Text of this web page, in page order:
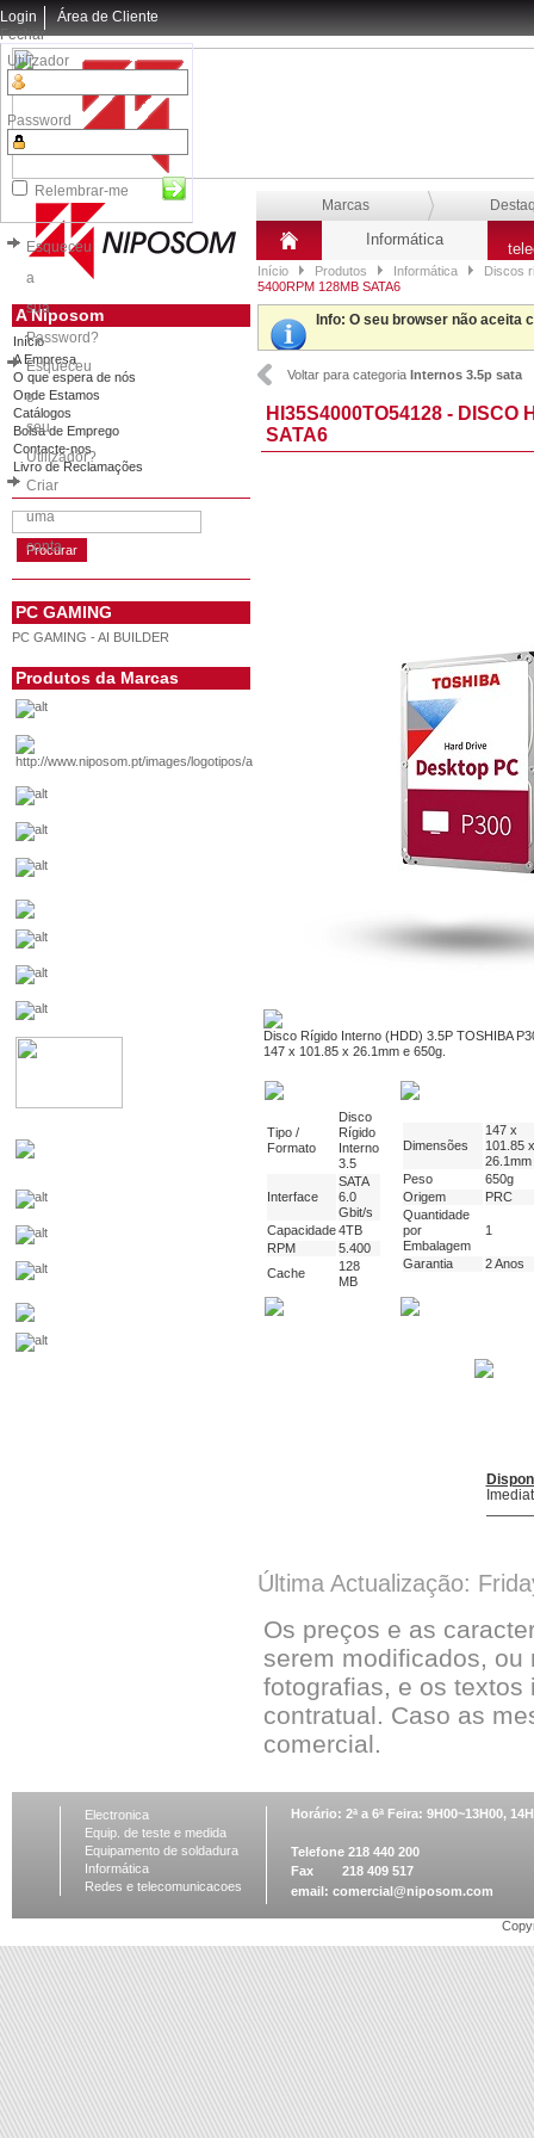
Login
Fechar
Utilizador
Password
Relembrar-me
Esqueceu
a
sua
Password?
Esqueceu
o
seu
Utilizador?
Criar
uma
conta
Área de Cliente
Marcas
Informática
Início Produtos Informática
Discos
5400RPM 128MB SATA6
A Niposom
Início
A Empresa
O que espera de nós
Onde Estamos
Catálogos
Bolsa de Emprego
Contacte-nos
Livro de Reclamações
PC GAMING
PC GAMING - AI BUILDER
Produtos da Marcas
Info: O seu browser não aceita
Voltar para categoria Internos 3.5p sata
HI35S4000TO54128 - DISCO
SATA6
Disco Rígido Interno (HDD) 3.5P TOSHIBA
147 x 101.85 x 26.1mm e 650g.
Tipo /
Formato
Disco
Rígido
Interno
3.5
Interface
SATA
6.0
Gbit/s
Capacidade4TB
RPM
5.400
Cache
128
MB
Dimensões
147 x
101.85 x
26.1mm
Peso
650g
Origem
PRC
Quantidade
por
Embalagem
1
Garantia 2 Anos
Última Actualização:
Os preços e as
serem modificados, ou
fotografias, e os
contratual. Caso as
comercial.
Electronica
Equip. de teste e medida
Equipamento de soldadura
Informática
Redes e telecomunicacoes
Horário: 2ª a 6ª Feira: 9H00~13H00,
Telefone 218 440 200
Fax 218 409 517
email: comercial@niposom.com